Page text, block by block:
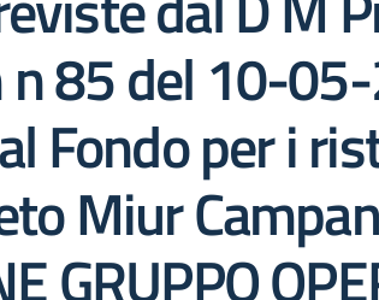
85 del 10-
Fondo per i
Miur
GRUPPO